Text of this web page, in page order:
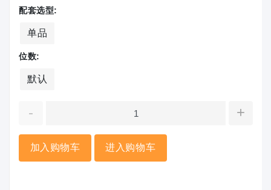
配套选型:
单品
位数:
默认
- +
加入购物车 进入购物车